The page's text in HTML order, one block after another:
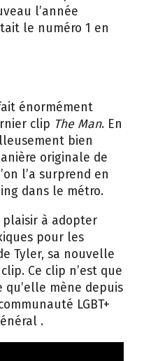
l’année
le numéro 1 en
énormément
clip The Man. En
bien
originale de
l’a surprend en
dans le métro.
à adopter
pour les
Tyler, sa nouvelle
Ce clip n’est que
mène depuis
LGBT+
.